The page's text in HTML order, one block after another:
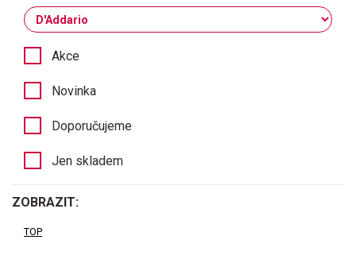
Akce
Novinka
Doporučujeme
Jen skladem
ZOBRAZIT:
TOP